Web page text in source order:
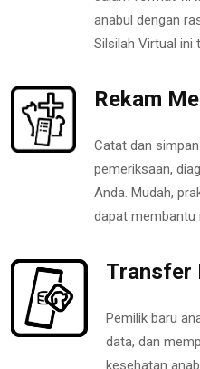
anabul dengan
Silsilah Virtual ini
Rekam
Catat dan
pemeriksaan,
Anda. Mudah,
dapat membantu
Transfer
Pemilik baru
data, dan
kesehatan